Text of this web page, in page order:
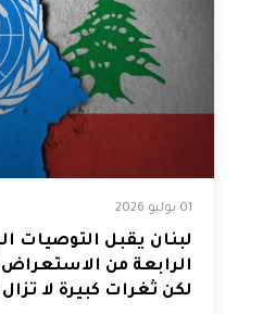
01 يوليو 2026
لبنان يقبل التوصيات
الرابعة من
لكن ثغرات كبيرة لا